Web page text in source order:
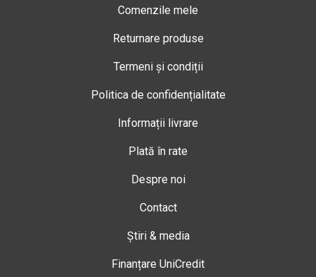
Comenzile mele
Returnare produse
Termeni și condiții
Politica de confidențialitate
Informații livrare
Plată în rate
Despre noi
Contact
Știri & media
Finanțare UniCredit